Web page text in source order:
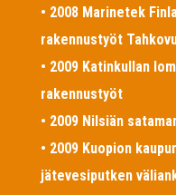
• 2008 Marinetek
rakennustyöt
• 2009 Katinkullan
rakennustyöt
• 2009 Nilsiän
• 2009 Kuopion
jätevesiputken